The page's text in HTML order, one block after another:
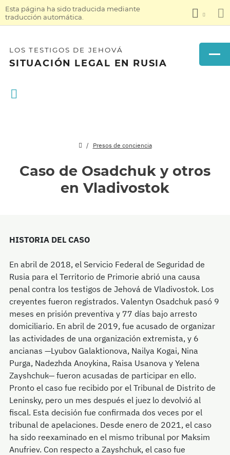
Esta página ha sido traducida mediante
traducción automática.
LOS TESTIGOS DE JEHOVÁ
SITUACIÓN LEGAL EN RUSIA
Presos de conciencia
Caso de Osadchuk y otros
en Vladivostok
HISTORIA DEL CASO
En abril de 2018, el Servicio Federal de Seguridad de
Rusia para el Territorio de Primorie abrió una causa
penal contra los testigos de Jehová de Vladivostok. Los
creyentes fueron registrados. Valentyn Osadchuk pasó 9
meses en prisión preventiva y 77 días bajo arresto
domiciliario. En abril de 2019, fue acusado de organizar
las actividades de una organización extremista, y 6
ancianas —Lyubov Galaktionova, Nailya Kogai, Nina
Purga, Nadezhda Anoykina, Raisa Usanova y Yelena
Zayshchuk— fueron acusadas de participar en ello.
Pronto el caso fue recibido por el Tribunal de Distrito de
Leninsky, pero un mes después el juez lo devolvió al
fiscal. Esta decisión fue confirmada dos veces por el
tribunal de apelaciones. Desde enero de 2021, el caso
ha sido reexaminado en el mismo tribunal por Maksim
Anufriev. Con respecto a Zayshchuk, el caso fue